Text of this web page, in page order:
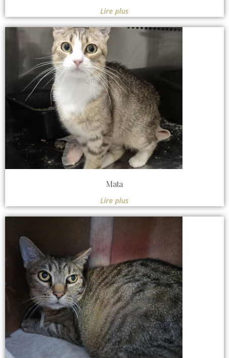
Lire plus
Mata
Lire plus